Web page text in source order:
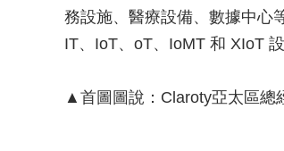
務設施、醫療設備、數據中心
IT、IoT、oT、IoMT 和 XIoT 設
▲首圖圖說：Claroty亞太區總